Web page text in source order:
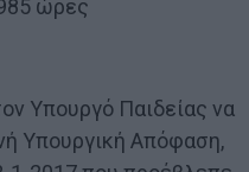
ώρες
Υπουργό Παιδείας να
Υπουργική Απόφαση,